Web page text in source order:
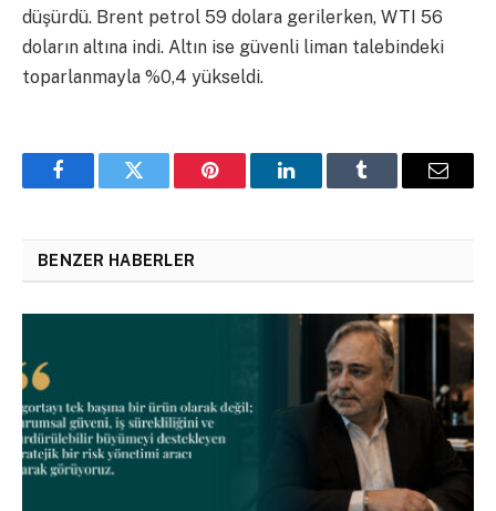
düşürdü. Brent petrol 59 dolara gerilerken, WTI 56
doların altına indi. Altın ise güvenli liman talebindeki
toparlanmayla %0,4 yükseldi.
FacebookTwitter Pinterest LinkedInTumblr Email
BENZER HABERLER